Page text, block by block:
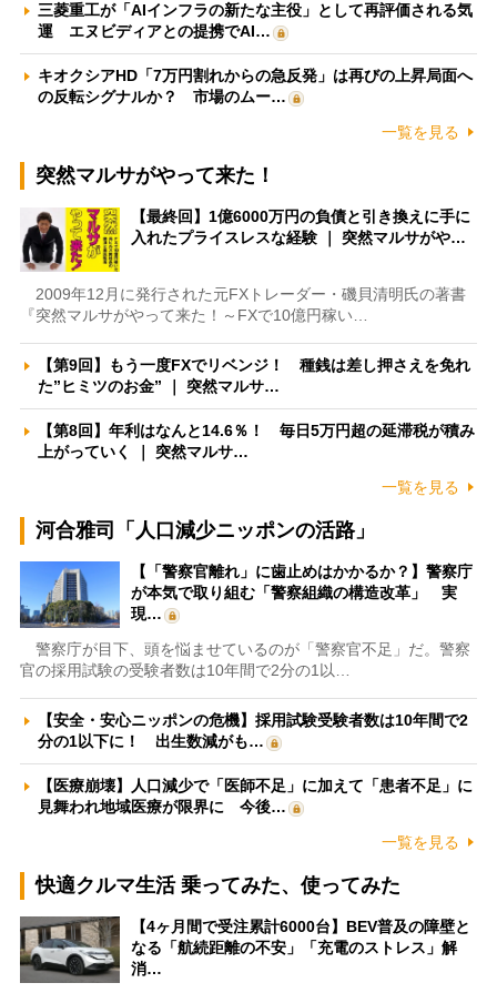
三菱重工が「AIインフラの新たな主役」として再評価される気
運 エヌビディアとの提携でAI…
キオクシアHD「7万円割れからの急反発」は再びの上昇局面へ
の反転シグナルか？ 市場のムー…
一覧を見る
突然マルサがやって来た！
【最終回】1億6000万円の負債と引き換えに手に
入れたプライスレスな経験 ｜ 突然マルサがや…
2009年12月に発行された元FXトレーダー・磯貝清明氏の著書
『突然マルサがやって来た！～FXで10億円稼い…
【第9回】もう一度FXでリベンジ！ 種銭は差し押さえを免れ
た”ヒミツのお金” ｜ 突然マルサ…
【第8回】年利はなんと14.6％！ 毎日5万円超の延滞税が積み
上がっていく ｜ 突然マルサ…
一覧を見る
河合雅司「人口減少ニッポンの活路」
【「警察官離れ」に歯止めはかかるか？】警察庁
が本気で取り組む「警察組織の構造改革」 実
現…
警察庁が目下、頭を悩ませているのが「警察官不足」だ。警察
官の採用試験の受験者数は10年間で2分の1以…
【安全・安心ニッポンの危機】採用試験受験者数は10年間で2
分の1以下に！ 出生数減がも…
【医療崩壊】人口減少で「医師不足」に加えて「患者不足」に
見舞われ地域医療が限界に 今後…
一覧を見る
快適クルマ生活 乗ってみた、使ってみた
【4ヶ月間で受注累計6000台】BEV普及の障壁と
なる「航続距離の不安」「充電のストレス」解
消…